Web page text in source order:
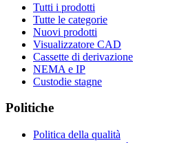
Tutti i prodotti
Tutte le categorie
Nuovi prodotti
Visualizzatore CAD
Cassette di derivazione
NEMA e IP
Custodie stagne
Politiche
Politica della qualità